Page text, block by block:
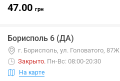
47.00 грн
Борисполь 6 (ДА)
г. Борисполь, ул. Головатого, 87Ж
Закрыто. Пн-Вс: 08:00-20:30
На карте